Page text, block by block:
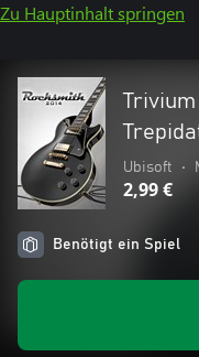
Zu Hauptinhalt springen
Ubisoft •
2,99 €
Benötigt ein Spiel